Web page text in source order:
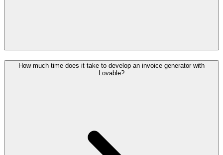
How much time does it take to develop an invoice generator with
Lovable?